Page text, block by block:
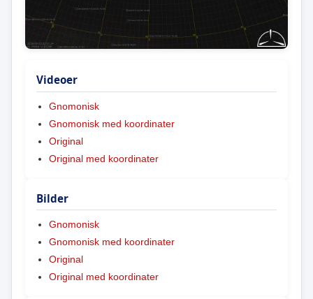
Videoer
Gnomonisk
Gnomonisk med koordinater
Original
Original med koordinater
Bilder
Gnomonisk
Gnomonisk med koordinater
Original
Original med koordinater